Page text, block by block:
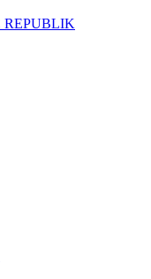
REPUBLIK